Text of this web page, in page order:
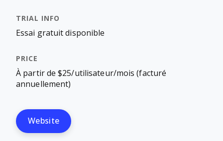
Essai gratuit disponible
À partir de $25/utilisateur/mois (facturé
annuellement)
Website